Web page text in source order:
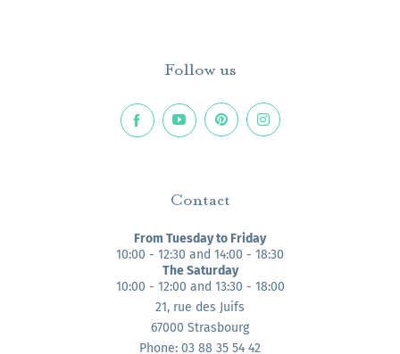
Follow us
Contact
From Tuesday to Friday
10:00 - 12:30 and 14:00 - 18:30
The Saturday
10:00 - 12:00 and 13:30 - 18:00
21, rue des Juifs
67000 Strasbourg
Phone: 03 88 35 54 42